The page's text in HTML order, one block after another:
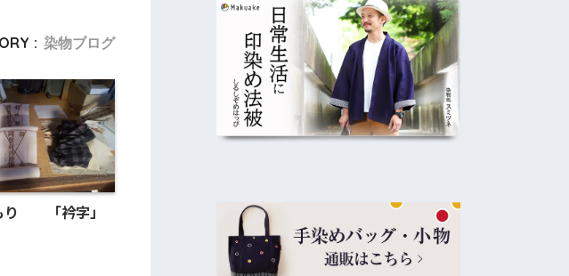
: 染物ブログ
り 「衿字」